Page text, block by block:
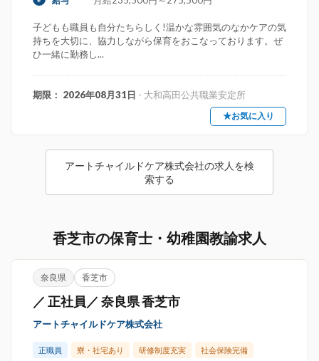
子どもも職員も自分たちらしく!温かな雰囲気のなかケアの気
持ちを大切に、協力しながら保育をおこなっております。ぜ
ひ一緒に勤務し...
期限： 2026年08月31日 - 大和高田公共職業安定所
★お気に入り
アートチャイルドケア株式会社の求人を検
索する
香芝市の保育士・幼稚園教諭求人
奈良県 香芝市
／ 正社員／ 奈良県 香芝市
アートチャイルドケア株式会社
正職員 寮・社宅あり 研修制度充実 社会保険完備